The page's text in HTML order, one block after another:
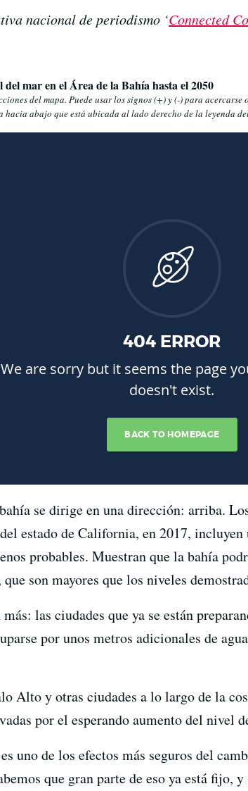
nacional de periodismo ‘Connected
mar en el Área de la Bahía hasta el 2050
del mapa. Puede usar los signos (+) y (-) para
abajo que está ubicada al lado derecho de la leyenda
se dirige en una dirección: arriba.
estado de California, en 2017,
probables. Muestran que la bahía
son mayores que los niveles
las ciudades que ya se están
por unos metros adicionales de
Alto y otras ciudades a lo largo de la
por el esperando aumento del nivel
uno de los efectos más seguros del
que gran parte de eso ya está fijo,